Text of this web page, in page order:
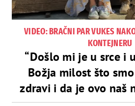
VIDEO: BRAČNI PAR VUKES
KONTEJNERU
“Došlo mi je u srce i
Božja milost što
zdravi i da je ovo naš